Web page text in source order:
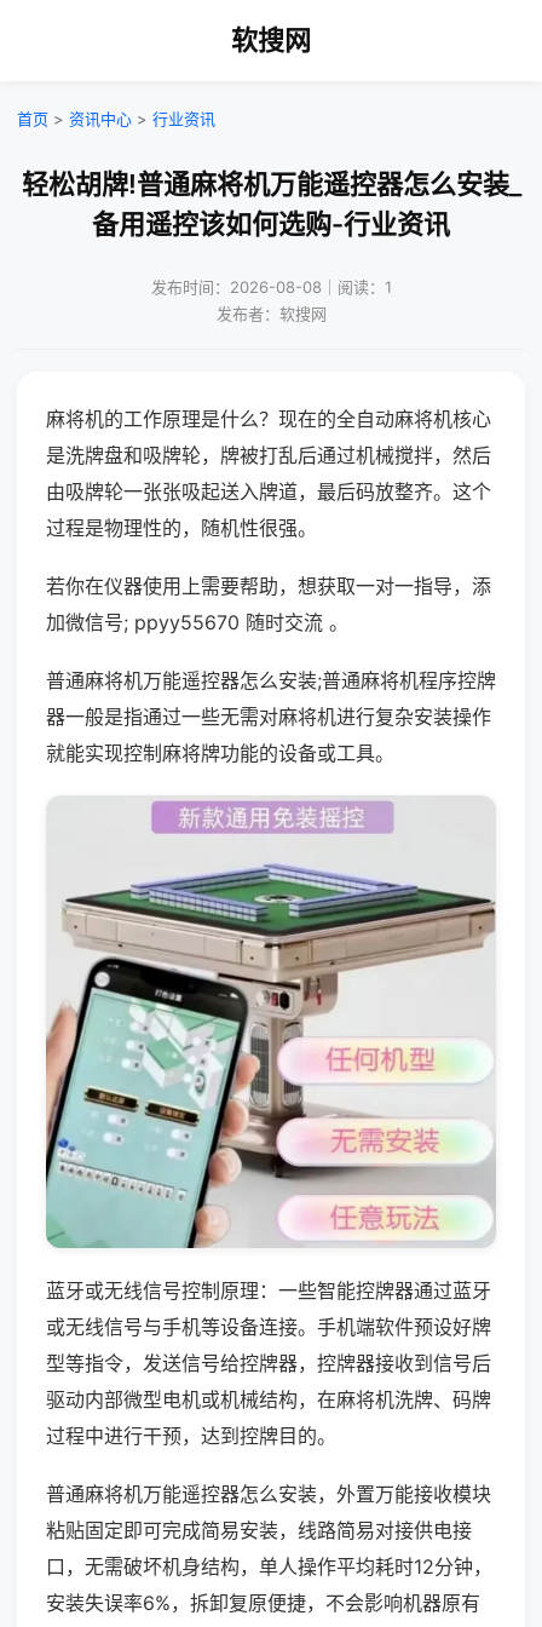
软搜网
首页 > 资讯中心 > 行业资讯
轻松胡牌!普通麻将机万能遥控器怎么安装_
备用遥控该如何选购-行业资讯
发布时间：2026-08-08｜阅读：1
发布者：软搜网
麻将机的工作原理是什么？现在的全自动麻将机核心
是洗牌盘和吸牌轮，牌被打乱后通过机械搅拌，然后
由吸牌轮一张张吸起送入牌道，最后码放整齐。这个
过程是物理性的，随机性很强。
若你在仪器使用上需要帮助，想获取一对一指导，添
加微信号; ppyy55670 随时交流 。
普通麻将机万能遥控器怎么安装;普通麻将机程序控牌
器一般是指通过一些无需对麻将机进行复杂安装操作
就能实现控制麻将牌功能的设备或工具。
蓝牙或无线信号控制原理：一些智能控牌器通过蓝牙
或无线信号与手机等设备连接。手机端软件预设好牌
型等指令，发送信号给控牌器，控牌器接收到信号后
驱动内部微型电机或机械结构，在麻将机洗牌、码牌
过程中进行干预，达到控牌目的。
普通麻将机万能遥控器怎么安装，外置万能接收模块
粘贴固定即可完成简易安装，线路简易对接供电接
口，无需破坏机身结构，单人操作平均耗时12分钟，
安装失误率6%，拆卸复原便捷，不会影响机器原有